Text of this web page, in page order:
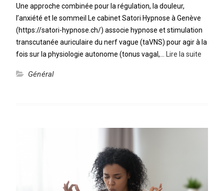
Une approche combinée pour la régulation, la douleur,
l’anxiété et le sommeil Le cabinet Satori Hypnose à Genève
(https://satori-hypnose.ch/) associe hypnose et stimulation
transcutanée auriculaire du nerf vague (taVNS) pour agir à la
fois sur la physiologie autonome (tonus vagal,…
Lire la suite
Général